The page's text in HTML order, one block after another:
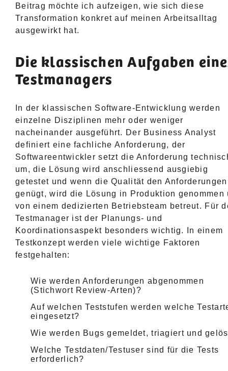
Beitrag möchte ich aufzeigen, wie sich diese
Transformation konkret auf meinen Arbeitsalltag
ausgewirkt hat.
Die klassischen Aufgaben
Testmanagers
In der klassischen Software-Entwicklung werden
einzelne Disziplinen mehr oder weniger
nacheinander ausgeführt. Der Business Analyst
definiert eine fachliche Anforderung, der
Softwareentwickler setzt die Anforderung
um, die Lösung wird anschliessend ausgiebig
getestet und wenn die Qualität den Anforderungen
genügt, wird die Lösung in Produktion genommen
von einem dedizierten Betriebsteam betreut. Für
Testmanager ist der Planungs- und
Koordinationsaspekt besonders wichtig. In einem
Testkonzept werden viele wichtige Faktoren
festgehalten:
Wie werden Anforderungen abgenommen
(Stichwort Review-Arten)?
Auf welchen Teststufen werden welche
eingesetzt?
Wie werden Bugs gemeldet, triagiert und
Welche Testdaten/Testuser sind für die Tests
erforderlich?